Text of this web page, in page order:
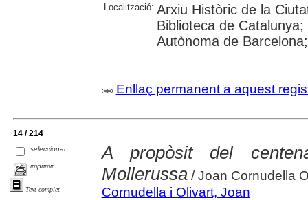
Localització: Arxiu Històric de la
Biblioteca de
Autònoma de
Enllaç permanent a aquest
14 / 214
seleccionar
imprimir
Text complet
A propòsit del
Mollerussa/ Joan Cornudella
Cornudella i Olivart, Joan